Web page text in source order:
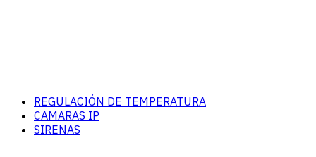
REGULACIÓN DE TEMPERATURA
CAMARAS IP
SIRENAS